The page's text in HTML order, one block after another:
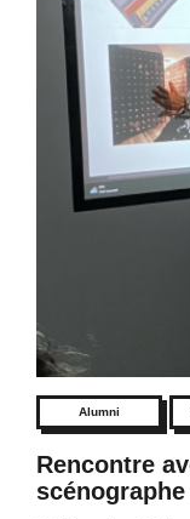
Alumni
Rencontre